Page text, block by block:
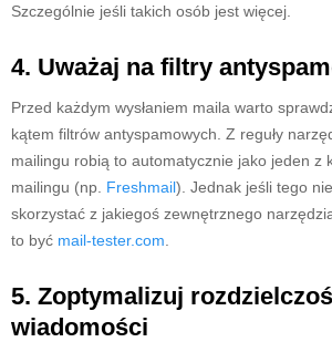
Szczególnie jeśli takich osób jest więcej.
4. Uważaj na filtry
Przed każdym wysłaniem maila warto
kątem filtrów antyspamowych. Z reguły
mailingu robią to automatycznie jako jeden z
mailingu (np. Freshmail). Jednak jeśli tego
skorzystać z jakiegoś zewnętrznego
to być mail-tester.com
5. Zoptymalizuj
wiadomości